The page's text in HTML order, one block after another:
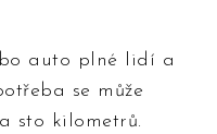
auto plné lidí a
se může
sto kilometrů.